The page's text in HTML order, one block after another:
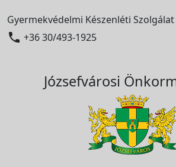
Gyermekvédelmi Készenléti Szolgálat
 +36 30/493-1925
Józsefvárosi